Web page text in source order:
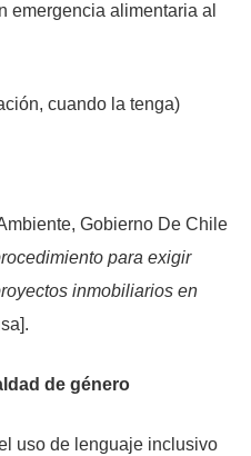
emergencia alimentaria al
cuando la tenga)
Gobierno De Chile
para exigir
inmobiliarios en
de género
uso de lenguaje inclusivo